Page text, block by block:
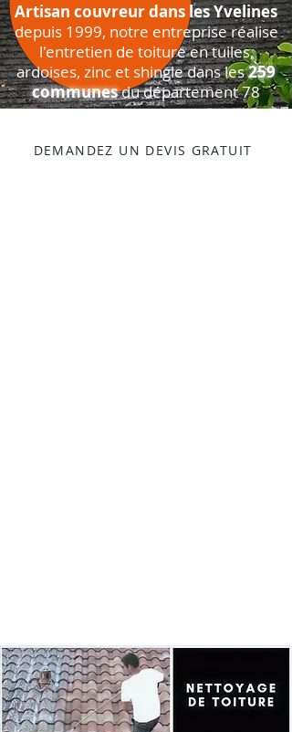
Artisan couvreur dans les Yvelines
depuis 1999, notre entreprise réalise
l'entretien de toiture en tuiles,
ardoises, zinc et shingle dans les259
communesdu département78
DEMANDEZ UN DEVIS GRATUIT